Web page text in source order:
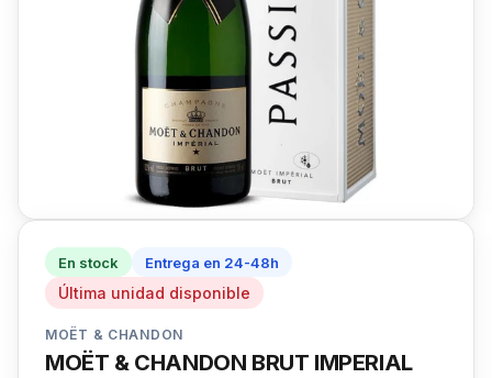
En stock Entrega en 24-48h
Última unidad disponible
MOËT & CHANDON
MOËT & CHANDON BRUT IMPERIAL